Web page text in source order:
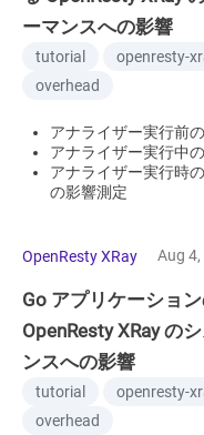
ーマンスへの影響
tutorial openresty-
overhead
アナライザー実行前
アナライザー実行中
アナライザー実行時
の影響測定
OpenResty XRay Aug
Go アプリケーショ
OpenResty XRay の
ンスへの影響
tutorial openresty-
overhead